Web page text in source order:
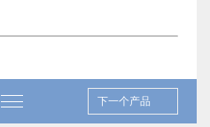
下一个产品